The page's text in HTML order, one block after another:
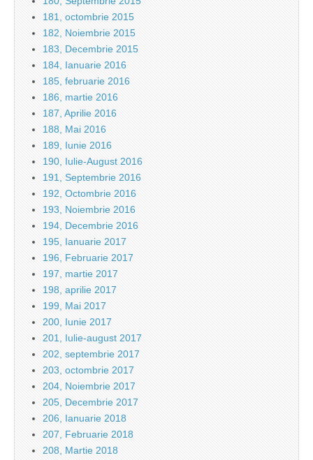
181, octombrie 2015
182, Noiembrie 2015
183, Decembrie 2015
184, Ianuarie 2016
185, februarie 2016
186, martie 2016
187, Aprilie 2016
188, Mai 2016
189, Iunie 2016
190, Iulie-August 2016
191, Septembrie 2016
192, Octombrie 2016
193, Noiembrie 2016
194, Decembrie 2016
195, Ianuarie 2017
196, Februarie 2017
197, martie 2017
198, aprilie 2017
199, Mai 2017
200, Iunie 2017
201, Iulie-august 2017
202, septembrie 2017
203, octombrie 2017
204, Noiembrie 2017
205, Decembrie 2017
206, Ianuarie 2018
207, Februarie 2018
208, Martie 2018